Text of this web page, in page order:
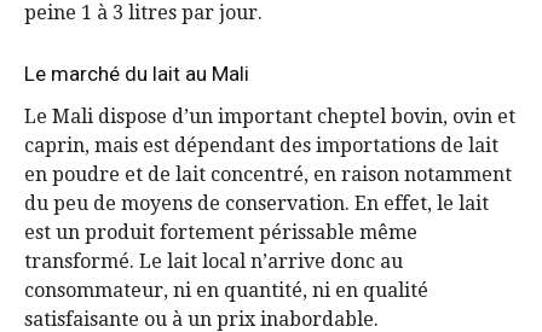
peine 1 à 3 litres par jour.
Le marché du lait au Mali
Le Mali dispose d’un important cheptel bovin, ovin et
caprin, mais est dépendant des importations de lait
en poudre et de lait concentré, en raison notamment
du peu de moyens de conservation. En effet, le lait
est un produit fortement périssable même
transformé. Le lait local n’arrive donc au
consommateur, ni en quantité, ni en qualité
satisfaisante ou à un prix inabordable.